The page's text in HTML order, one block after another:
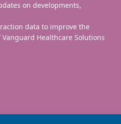
on developments,
data to improve the
Healthcare Solutions